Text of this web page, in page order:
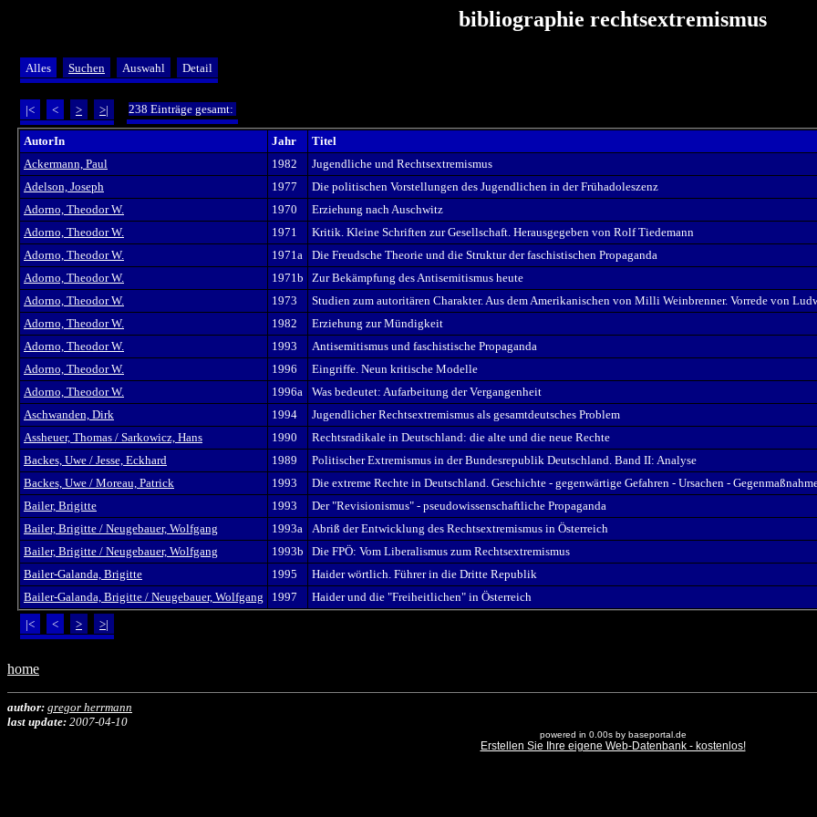
bibliographie rechtsextremismus
Alles Suchen Auswahl Detail
|< < > >| 238 Einträge gesamt:
AutorIn Jahr
Titel
Ackermann, Paul
1982
Jugendliche und Rechtsextremismus
Adelson, Joseph
1977
Die politischen Vorstellungen des Jugendlichen in der Frühadoleszenz
Adorno, Theodor W.
1970
Erziehung nach Auschwitz
Adorno, Theodor W.
1971
Kritik. Kleine Schriften zur Gesellschaft. Herausgegeben von Rolf Tiedemann
Adorno, Theodor W.
1971a
Die Freudsche Theorie und die Struktur der faschistischen Propaganda
Adorno, Theodor W.
1971b
Zur Bekämpfung des Antisemitismus heute
Adorno, Theodor W.
1973
Studien zum autoritären Charakter. Aus dem Amerikanischen von Milli Weinbrenner. Vorrede von
Adorno, Theodor W.
1982
Erziehung zur Mündigkeit
Adorno, Theodor W.
1993
Antisemitismus und faschistische Propaganda
Adorno, Theodor W.
1996
Eingriffe. Neun kritische Modelle
Adorno, Theodor W.
1996a
Was bedeutet: Aufarbeitung der Vergangenheit
Aschwanden, Dirk
1994
Jugendlicher Rechtsextremismus als gesamtdeutsches Problem
Assheuer, Thomas / Sarkowicz, Hans
1990
Rechtsradikale in Deutschland: die alte und die neue Rechte
Backes, Uwe / Jesse, Eckhard
1989
Politischer Extremismus in der Bundesrepublik Deutschland. Band II: Analyse
Backes, Uwe / Moreau, Patrick
1993
Die extreme Rechte in Deutschland. Geschichte - gegenwärtige Gefahren - Ursachen -
Bailer, Brigitte
1993
Der "Revisionismus" - pseudowissenschaftliche Propaganda
Bailer, Brigitte / Neugebauer, Wolfgang
1993a
Abriß der Entwicklung des Rechtsextremismus in Österreich
Bailer, Brigitte / Neugebauer, Wolfgang
1993b
Die FPÖ: Vom Li­be­ra­lis­mus zum Rechtsextremismus
Bailer-Galanda, Brigitte
1995
Haider wörtlich. Führer in die Dritte Republik
Bailer-Galanda, Brigitte / Neugebauer, Wolfgang
1997
Haider und die "Freiheitlichen" in Österreich
|<
< > >|
home
author: gregor herrmann
last update: 2007-04-10
powered in 0.00s by baseportal.de
Erstellen Sie Ihre eigene Web-Datenbank - kostenlos!